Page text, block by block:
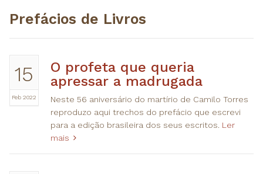
Prefácios de Livros
15
Feb 2022
O profeta que queria
apressar a madrugada
Neste 56 aniversário do martírio de Camilo Torres
reproduzo aqui trechos do prefácio que escrevi
para a edição brasileira dos seus escritos. Ler
mais